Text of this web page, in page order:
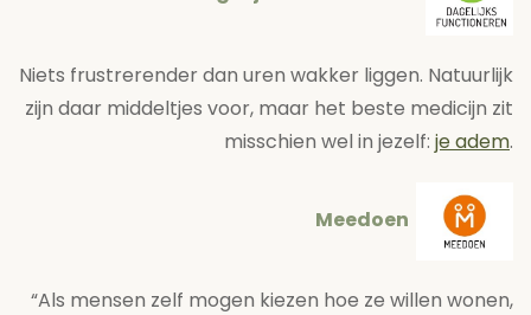
Niets frustrerender dan uren wakker liggen. Natuurlijk
zijn daar middeltjes voor, maar het beste medicijn zit
misschien wel in jezelf: je adem.
Meedoen
“Als mensen zelf mogen kiezen hoe ze willen wonen,